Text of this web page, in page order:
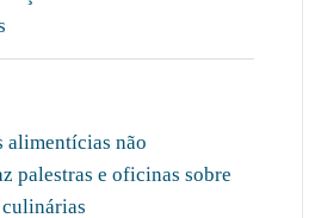
alimentícias não
palestras e oficinas sobre